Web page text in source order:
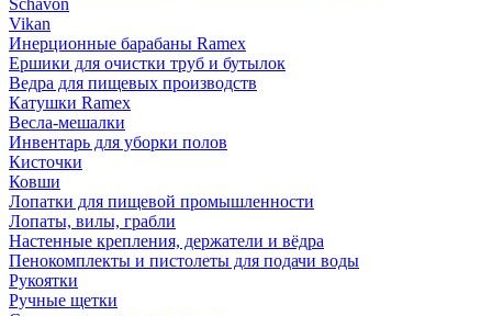
Schavon
Vikan
Инерционные барабаны Ramex
Ершики для очистки труб и бутылок
Ведра для пищевых производств
Катушки Ramex
Весла-мешалки
Инвентарь для уборки полов
Кисточки
Ковши
Лопатки для пищевой промышленности
Лопаты, вилы, грабли
Настенные крепления, держатели и вёдра
Пенокомплекты и пистолеты для подачи воды
Рукоятки
Ручные щетки